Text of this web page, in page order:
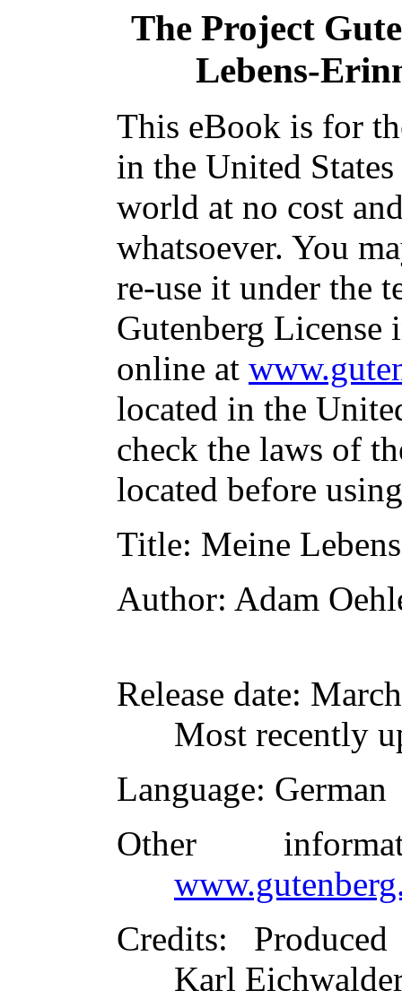
The Project
Lebens-
This eBook is for
in the United
world at no cost
whatsoever. You
re-use it under the
Gutenberg
online at
located in the
check the laws of
located before
Title: Meine
Author: Adam
Release date:
Most recently
Language: German
Other
Credits:
Karl